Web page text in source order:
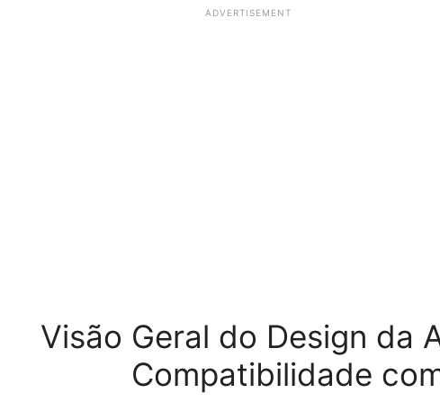
ADVERTISEMENT
Visão Geral do Design da
Compatibilidade